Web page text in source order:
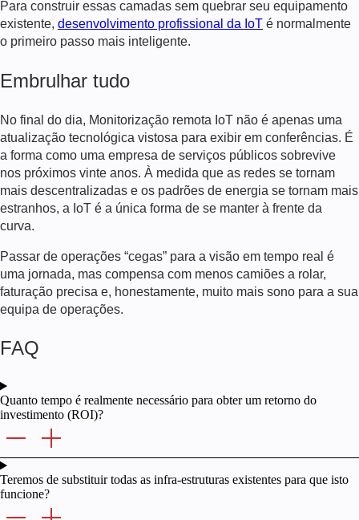
Para construir essas camadas sem quebrar seu equipamento
existente, desenvolvimento profissional da IoT é normalmente
o primeiro passo mais inteligente.
Embrulhar tudo
No final do dia, Monitorização remota IoT não é apenas uma
atualização tecnológica vistosa para exibir em conferências. É
a forma como uma empresa de serviços públicos sobrevive
nos próximos vinte anos. À medida que as redes se tornam
mais descentralizadas e os padrões de energia se tornam mais
estranhos, a IoT é a única forma de se manter à frente da
curva.
Passar de operações “cegas” para a visão em tempo real é
uma jornada, mas compensa com menos camiões a rolar,
faturação precisa e, honestamente, muito mais sono para a sua
equipa de operações.
FAQ
Quanto tempo é realmente necessário para obter um retorno do
investimento (ROI)?
Teremos de substituir todas as infra-estruturas existentes para que isto
funcione?